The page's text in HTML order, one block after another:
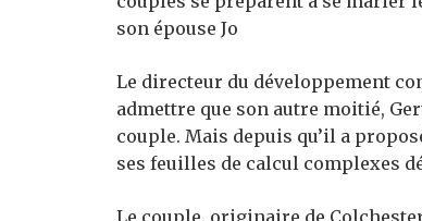
son épouse Jo
Le directeur du développement
admettre que son autre moitié,
couple. Mais depuis qu’il a
ses feuilles de calcul complexes
Le couple, originaire de